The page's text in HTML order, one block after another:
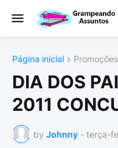
Página inicial Promoções
DIA DOS
2011
by Johnny - terça-